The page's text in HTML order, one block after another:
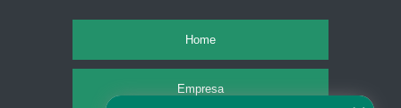
Home
Empresa